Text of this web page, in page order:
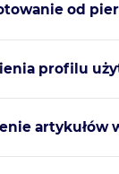
od
profilu
artykułów